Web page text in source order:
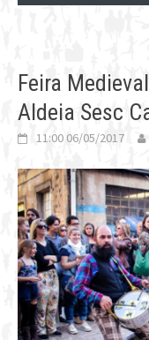
Feira
Aldeia Sesc
11:00 06/05/2017